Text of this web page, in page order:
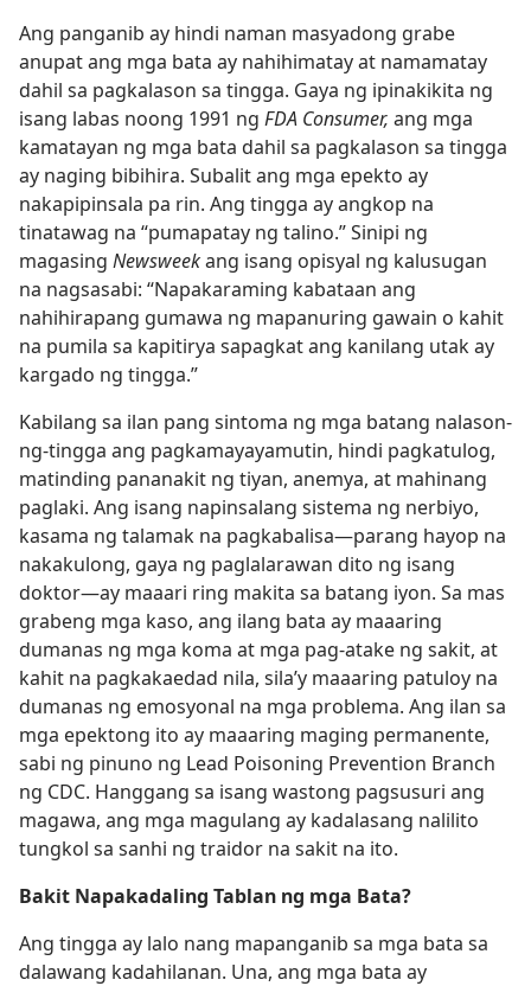
Ang panganib ay hindi naman masyadong grabe
anupat ang mga bata ay nahihimatay at namamatay
dahil sa pagkalason sa tingga. Gaya ng ipinakikita ng
isang labas noong 1991 ng FDA Consumer, ang mga
kamatayan ng mga bata dahil sa pagkalason sa tingga
ay naging bibihira. Subalit ang mga epekto ay
nakapipinsala pa rin. Ang tingga ay angkop na
tinatawag na “pumapatay ng talino.” Sinipi ng
magasing Newsweekang isang opisyal ng kalusugan
na nagsasabi: “Napakaraming kabataan ang
nahihirapang gumawa ng mapanuring gawain o kahit
na pumila sa kapitirya sapagkat ang kanilang utak ay
kargado ng tingga.”
Kabilang sa ilan pang sintoma ng mga batang nalason-
ng-tingga ang pagkamayayamutin, hindi pagkatulog,
matinding pananakit ng tiyan, anemya, at mahinang
paglaki. Ang isang napinsalang sistema ng nerbiyo,
kasama ng talamak na pagkabalisa​—parang hayop na
nakakulong, gaya ng paglalarawan dito ng isang
doktor—​ay maaari ring makita sa batang iyon. Sa mas
grabeng mga kaso, ang ilang bata ay maaaring
dumanas ng mga koma at mga pag-atake ng sakit, at
kahit na pagkakaedad nila, sila’y maaaring patuloy na
dumanas ng emosyonal na mga problema. Ang ilan sa
mga epektong ito ay maaaring maging permanente,
sabi ng pinuno ng Lead Poisoning Prevention Branch
ng CDC. Hanggang sa isang wastong pagsusuri ang
magawa, ang mga magulang ay kadalasang nalilito
tungkol sa sanhi ng traidor na sakit na ito.
Bakit Napakadaling Tablan ng mga Bata?
Ang tingga ay lalo nang mapanganib sa mga bata sa
dalawang kadahilanan. Una, ang mga bata ay